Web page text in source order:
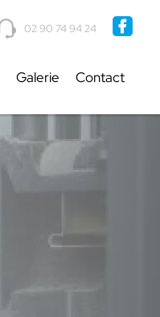
02 90 74 94 24
Galerie Contact